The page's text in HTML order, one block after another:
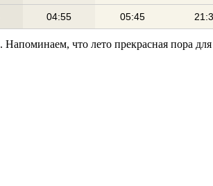
04:55 05:45
. Напоминаем, что лето прекрасная пора